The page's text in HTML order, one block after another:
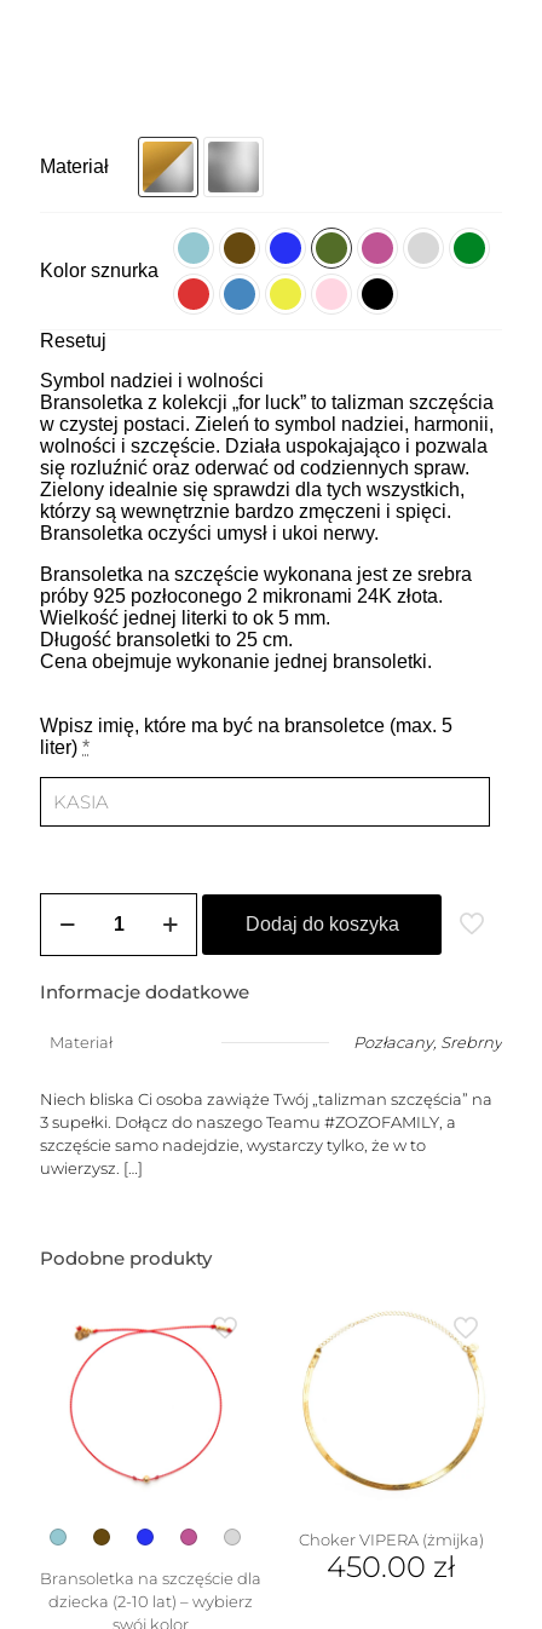
Materiał
Kolor sznurka
Resetuj
Symbol nadziei i wolności
Bransoletka z kolekcji „for luck” to talizman szczęścia
w czystej postaci. Zieleń to symbol nadziei, harmonii,
wolności i szczęście. Działa uspokajająco i pozwala
się rozluźnić oraz oderwać od codziennych spraw.
Zielony idealnie się sprawdzi dla tych wszystkich,
którzy są wewnętrznie bardzo zmęczeni i spięci.
Bransoletka oczyści umysł i ukoi nerwy.
Bransoletka na szczęście wykonana jest ze srebra
próby 925 pozłoconego 2 mikronami 24K złota.
Wielkość jednej literki to ok 5 mm.
Długość bransoletki to 25 cm.
Cena obejmuje wykonanie jednej bransoletki.
Wpisz imię, które ma być na bransoletce (max. 5
liter) *
Bransoletka
damska
dowolnym
imieniem
5
liter
Dodaj do koszyka
Informacje dodatkowe
Materiał Pozłacany, Srebrny
Niech bliska Ci osoba zawiąże Twój „talizman szczęścia” na
3 supełki. Dołącz do naszego Teamu #ZOZOFAMILY, a
szczęście samo nadejdzie, wystarczy tylko, że w to
uwierzysz. […]
Podobne produkty
Bransoletka na szczęście dla
dziecka (2-10 lat) – wybierz
swój kolor
Choker VIPERA (żmijka)
450.00 zł